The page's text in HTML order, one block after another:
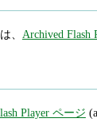
、 Archived Flash
Player ページ